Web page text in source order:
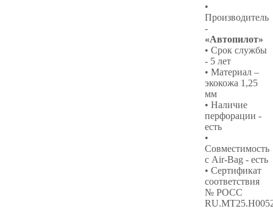
•
Производитель
-
«Автопилот»
• Срок службы
- 5 лет
• Материал –
экокожа 1,25
мм
• Наличие
перфорации -
есть
•
Совместимость
с Air-Bag - есть
• Сертификат
соответствия
№ РОСС